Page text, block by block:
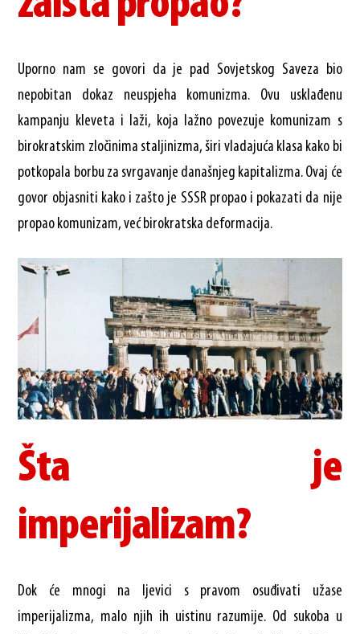
Uporno nam se govori da je pad Sovjetskog Saveza bio
nepobitan dokaz neuspjeha komunizma. Ovu usklađenu
kampanju kleveta i laži, koja lažno povezuje komunizam s
birokratskim zločinima staljinizma, širi vladajuća klasa kako bi
potkopala borbu za svrgavanje današnjeg kapitalizma. Ovaj će
govor objasniti kako i zašto je SSSR propao i pokazati da nije
propao komunizam, već birokratska deformacija.
Šta je
imperijalizam?
Dok će mnogi na ljevici s pravom osuđivati ​​užase
imperijalizma, malo njih ih uistinu razumije. Od sukoba u